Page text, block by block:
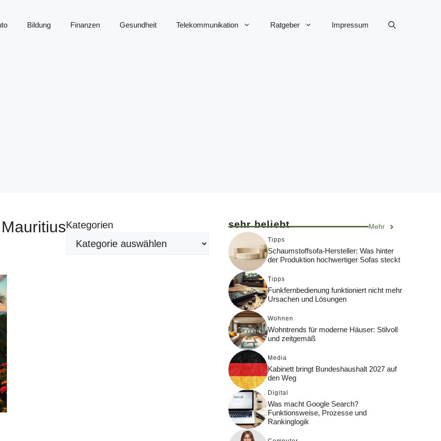
Bildung Finanzen Gesundheit Telekommunikation Ratgeber Impressum
Kategorien sehr beliebt Mehr
Tipps
Schaumstoffsofa-Hersteller: Was hinter
der Produktion hochwertiger Sofas steckt
Tipps
Funkfernbedienung funktioniert nicht mehr
Ursachen und Lösungen
Wohnen
Wohntrends für moderne Häuser: Stilvoll
und zeitgemäß
Media
Kabinett bringt Bundeshaushalt 2027 auf
den Weg
Digital
Was macht Google Search?
Funktionsweise, Prozesse und
Rankinglogik